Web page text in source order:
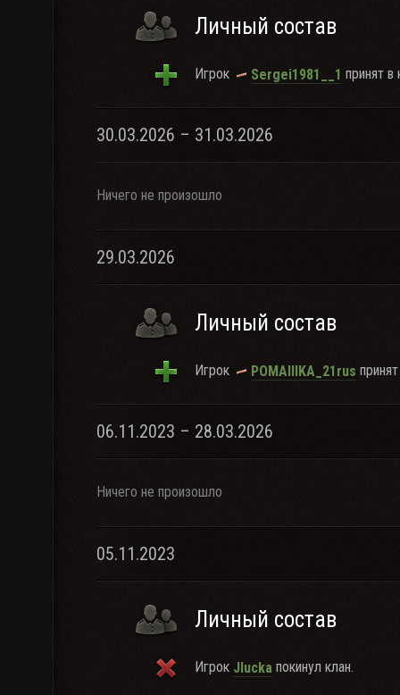
Личный состав
Игрок Sergei1981__1 принят в
30.03.2026 – 31.03.2026
Ничего не произошло
29.03.2026
Личный состав
Игрок POMAIIIKA_21rus
06.11.2023 – 28.03.2026
Ничего не произошло
05.11.2023
Личный состав
Игрок JIucka покинул клан.